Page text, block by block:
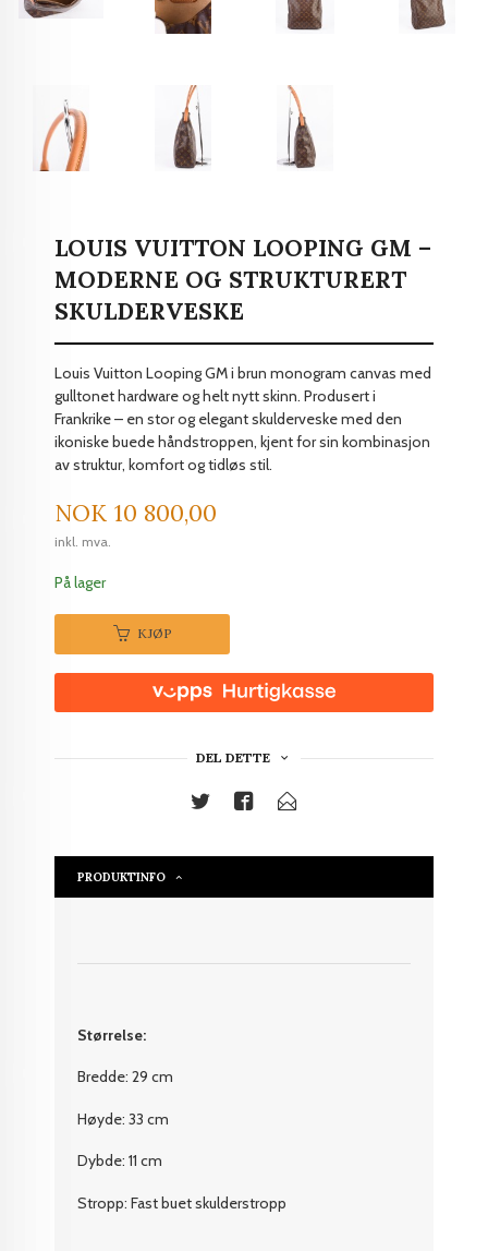
LOUIS VUITTON LOOPING GM –
MODERNE OG STRUKTURERT
SKULDERVESKE
Louis Vuitton Looping GM i brun monogram canvas med
gulltonet hardware og helt nytt skinn. Produsert i
Frankrike – en stor og elegant skulderveske med den
ikoniske buede håndstroppen, kjent for sin kombinasjon
av struktur, komfort og tidløs stil.
Pris
NOK 10 800,00
inkl. mva.
På lager
KJØP
DEL DETTE
PRODUKTINFO
Størrelse:
Bredde: 29 cm
Høyde: 33 cm
Dybde: 11 cm
Stropp: Fast buet skulderstropp